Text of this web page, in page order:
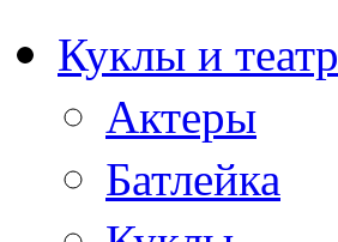
Куклы и театр
Актеры
Батлейка